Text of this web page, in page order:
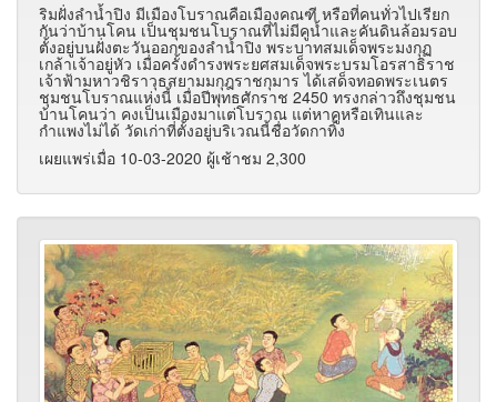
ริมฝั่งลำน้ำปิง มีเมืองโบราณคือเมืองคณฑี หรือที่คนทั่วไปเรียก
กันว่าบ้านโคน เป็นชุมชนโบราณที่ไม่มีคูน้ำและคันดินล้อมรอบ
ตั้งอยู่บนฝั่งตะวันออกของลำน้ำปิง พระบาทสมเด็จพระมงกุฏ
เกล้าเจ้าอยู่หัว เมื่อครั้งดำรงพระยศสมเด็จพระบรมโอรสาธิราช
เจ้าฟ้ามหาวชิราวุธสยามมกุฎราชกุมาร ได้เสด็จทอดพระเนตร
ชุมชนโบราณแห่งนี้ เมื่อปีพุทธศักราช 2450 ทรงกล่าวถึงชุมชน
บ้านโคนว่า คงเป็นเมืองมาแต่โบราณ แต่หาคูหรือเทินและ
กำแพงไม่ได้ วัดเก่าที่ตั้งอยู่บริเวณนี้ชื่อวัดกาทิ้ง
เผยแพร่เมื่อ 10-03-2020 ผู้เช้าชม 2,300